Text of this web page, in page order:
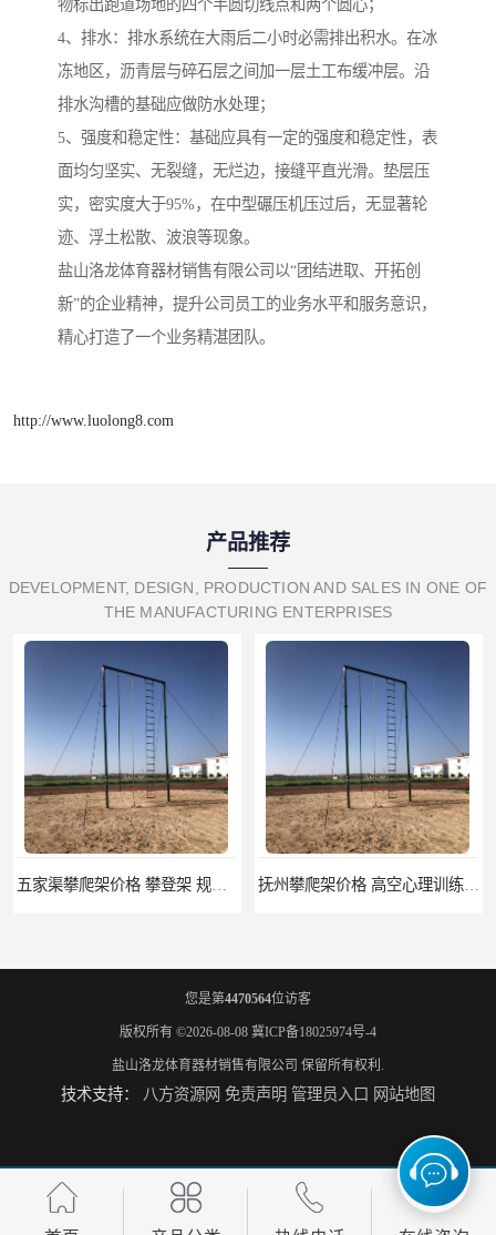
物标出跑道场地的四个半圆切线点和两个圆心；
4、排水：排水系统在大雨后二小时必需排出积水。在冰
冻地区，沥青层与碎石层之间加一层土工布缓冲层。沿
排水沟槽的基础应做防水处理；
5、强度和稳定性：基础应具有一定的强度和稳定性，表
面均匀坚实、无裂缝，无烂边，接缝平直光滑。垫层压
实，密实度大于95%，在中型碾压机压过后，无显著轮
迹、浮土松散、波浪等现象。
盐山洛龙体育器材销售有限公司以“团结进取、开拓创
新”的企业精神，提升公司员工的业务水平和服务意识，
精心打造了一个业务精湛团队。
http://www.luolong8.com
产品推荐
DEVELOPMENT, DESIGN, PRODUCTION AND SALES IN ONE OF
THE MANUFACTURING ENTERPRISES
云浮攀爬架厂家 心理行为训练器材 质量保证 濮阳攀爬架价格 训练攀爬架 批发价格
您是第4470564位访客
版权所有 ©2026-08-08 冀ICP备18025974号-4
盐山洛龙体育器材销售有限公司 保留所有权利.
技术支持： 八方资源网 免责声明 管理员入口 网站地图